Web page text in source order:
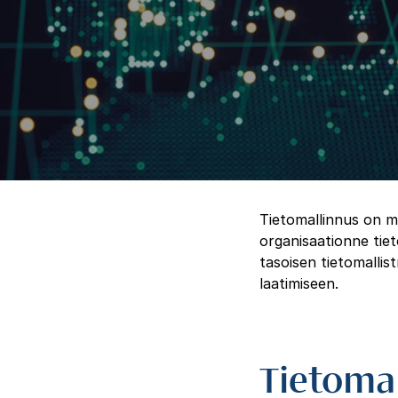
Tietomallinnus on
organisaationne
tasoisen
laatimiseen.